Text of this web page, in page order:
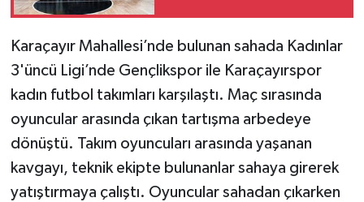
Karaçayır Mahallesi’nde bulunan sahada Kadınlar
3'üncü Ligi’nde Gençlikspor ile Karaçayırspor
kadın futbol takımları karşılaştı. Maç sırasında
oyuncular arasında çıkan tartışma arbedeye
dönüştü. Takım oyuncuları arasında yaşanan
kavgayı, teknik ekipte bulunanlar sahaya girerek
yatıştırmaya çalıştı. Oyuncular sahadan çıkarken